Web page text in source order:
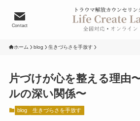
Contact
ホーム blog 生きづらさを手放す
片づけが心を整える理由
ルの深い関係〜
blog 生きづらさを手放す